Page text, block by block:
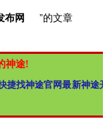
布网 ”的文章
神途!
找神途官网最新神途